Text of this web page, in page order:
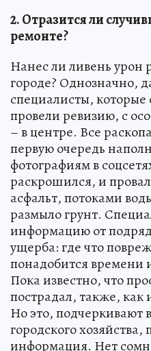
2. Отразится ли
ремонте?
Нанес ли ливень урон
городе? Однозначно,
специалисты, которые
провели ревизию, с
– в центре. Все
первую очередь
фотографиям в
раскрошился, и
асфальт, потоками
размыло грунт.
информацию от
ущерба: где что
понадобится времени
Пока известно, что
пострадал, также,
Но это, подчеркивают
городского
информация. Нет